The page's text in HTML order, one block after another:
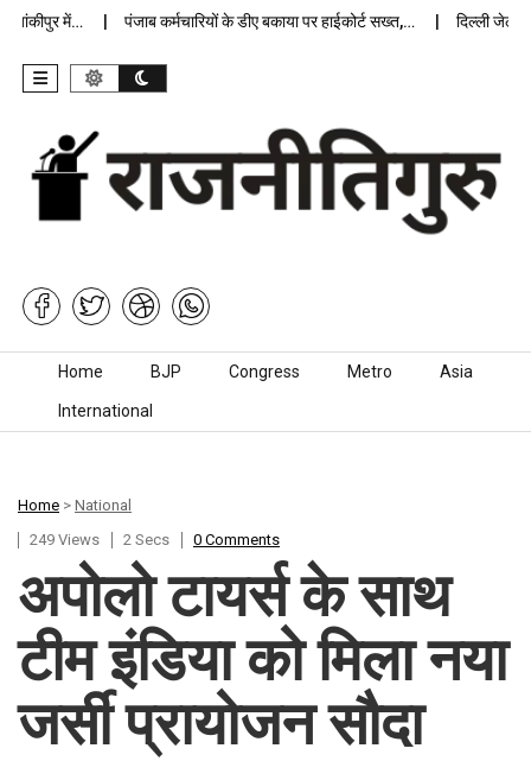
में… पंजाब कर्मचारियों के डीए बकाया पर हाईकोर्ट सख्त,… दिल्ली जेलों में
Skip to content
Home BJP Congress Metro Asia
International
Home > National
249 Views
2 Secs 0 Comments
अपोलो टायर्स के साथ
टीम इंडिया को मिला नया
जर्सी प्रायोजन सौदा